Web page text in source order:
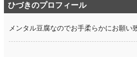
月間ポイント 105 pt (64,672 位)
ひづきのプロフィール
メンタル豆腐なのでお手柔らかにお願い